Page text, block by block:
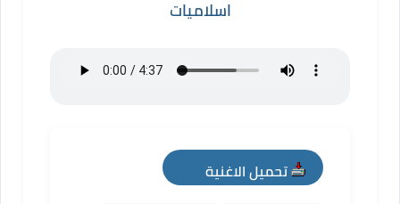
اسلاميات
تحميل الاغنية